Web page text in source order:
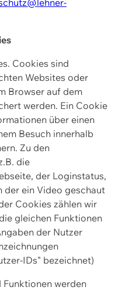
Cookies sind
Websites oder
Browser auf dem
werden. Ein Cookie
über einen
Besuch innerhalb
Zu den
die
der Loginstatus,
der ein Video geschaut
Cookies zählen wir
gleichen Funktionen
der Nutzer
IDs" bezeichnet)
werden